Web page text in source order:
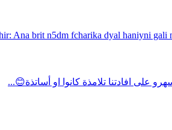
Ana brit n5dm fcharika dyal haniyni gali
على افادتنا تلامذة كانوا او أساتذة😊...